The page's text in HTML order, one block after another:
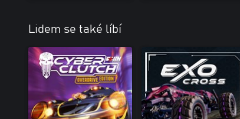
Lidem se také líbí